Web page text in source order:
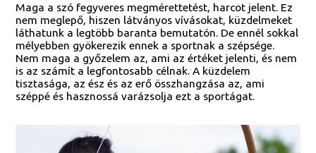
Maga a szó fegyveres megmérettetést, harcot jelent. Ez
nem meglepő, hiszen látványos vívásokat, küzdelmeket
láthatunk a legtöbb baranta bemutatón. De ennél sokkal
mélyebben gyökerezik ennek a sportnak a szépsége.
Nem maga a győzelem az, ami az értéket jelenti, és nem
is az számít a legfontosabb célnak. A küzdelem
tisztasága, az ész és az erő összhangzása az, ami
széppé és hasznossá varázsolja ezt a sportágat.